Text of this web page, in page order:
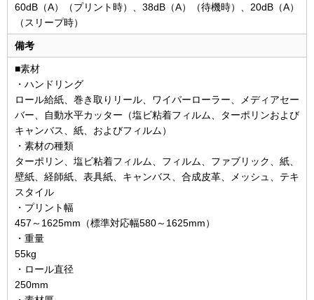
60dB（A）（プリント時）、38dB（A）（待機時）、20dB（A）
（スリープ時）
備考
■素材
・ハンドリング
ロール給紙、巻き取りリール、ワイパーローラー、メディアセー
バー、自動水平カッター（塩ビ粘着フィルム、ターポリンおよび
キャンバス、紙、およびフィルム）
・素材の種類
ターポリン、塩ビ粘着フィルム、フィルム、ファブリック、紙、
壁紙、経師紙、表具紙、キャンバス、合成皮革、メッシュ、テキ
スタイル
・プリント幅
457～1625mm（標準対応幅580～1625mm）
・重量
55kg
・ロール直径
250mm